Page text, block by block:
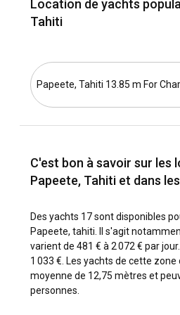
Quelles sont les destinations
Louer un yacht à Papeete ouvre
enchanteresses. Commencez
Marina Taina et naviguez vers
Poursuivez plus au nord pour
vie marine vibrante au cours de
de bateau à Papeete.
Quelle est la meilleure
à Papeete ?
La période idéale pour louer un
la saison sèche, de mai à
confortables et les conditions de
navigation. Profitez
Location de yachts
Tahiti
Papeete, Tahiti 13.85 m For
C'est bon à savoir sur les
Papeete, Tahiti et dans
Des yachts 17 sont disponibles
Papeete, tahiti. Il s'agit
varient de 481 € à 2 072 € par
1 033 €. Les yachts de cette
moyenne de 12,75 mètres et
personnes.